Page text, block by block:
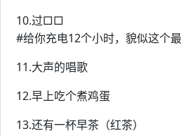
10.过□□
#给你充电12个小时，貌似这个
11.大声的唱歌
12.早上吃个煮鸡蛋
13.还有一杯早茶（红茶）